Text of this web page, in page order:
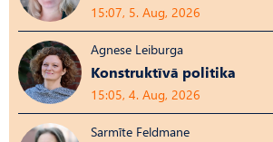
15:07, 5. Aug, 2026
Agnese Leiburga
Konstruktīvā politika
15:05, 4. Aug, 2026
Sarmīte Feldmane